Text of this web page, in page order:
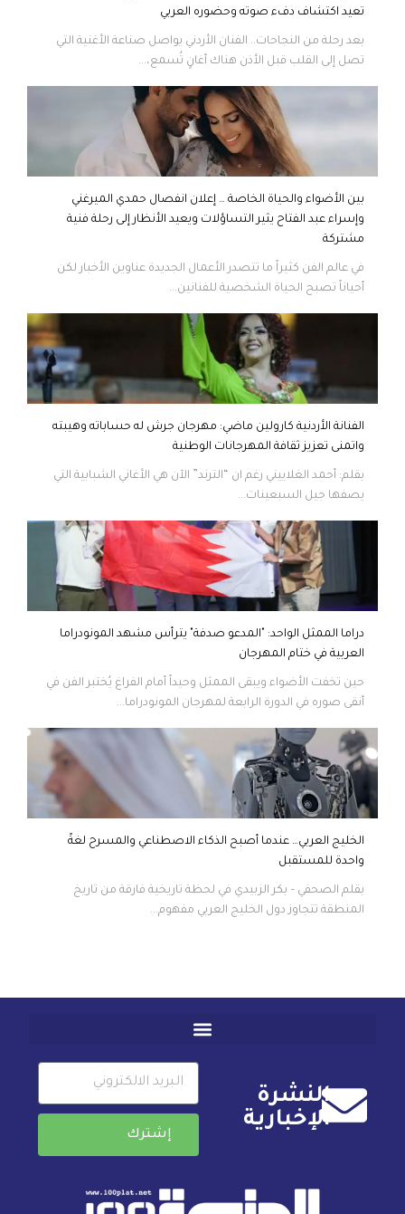
تعيد اكتشاف دفء صوته وحضوره العربي
بعد رحلة من النجاحات.. الفنان الأردني يواصل صناعة الأغنية التي
تصل إلى القلب قبل الأذن هناك أغانٍ تُسمع،...
بين الأضواء والحياة الخاصة … إعلان انفصال حمدي الميرغني
وإسراء عبد الفتاح يثير التساؤلات ويعيد الأنظار إلى رحلة فنية
مشتركة
في عالم الفن كثيراً ما تتصدر الأعمال الجديدة عناوين الأخبار لكن
أحياناً تصبح الحياة الشخصية للفنانين...
الفنانة الأردنية كارولين ماضي: مهرجان جرش له حساباته وهيبته
واتمنى تعزيز ثقافة المهرجانات الوطنية
بقلم: أحمد الغلاييني رغم ان “الترند” الآن هي الأغاني الشبابية التي
يصفها جيل السبعينات...
دراما الممثل الواحد: "المدعو صدفة" يترأس مشهد المونودراما
العربية في ختام المهرجان
حين تخفت الأضواء ويبقى الممثل وحيداً أمام الفراغ يُختبر الفن في
أنقى صوره في الدورة الرابعة لمهرجان المونودراما...
الخليج العربي… عندما أصبح الذكاء الاصطناعي والمسرح لغةً
واحدة للمستقبل
بقلم الصحفي – بكر الزبيدي في لحظة تاريخية فارقة من تاريخ
المنطقة تتجاوز دول الخليج العربي مفهوم...
النشرة
الإخبارية
إشترك